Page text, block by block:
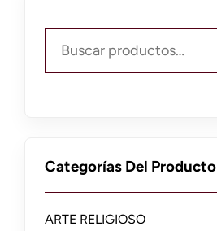
por:
Categorías Del Producto
ARTE RELIGIOSO